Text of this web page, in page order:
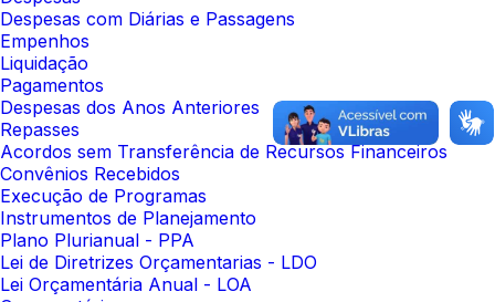
Despesas com Diárias e Passagens
Empenhos
Liquidação
Pagamentos
Despesas dos Anos Anteriores
Repasses
Acordos sem Transferência de Recursos Financeiros
Convênios Recebidos
Execução de Programas
Instrumentos de Planejamento
Plano Plurianual - PPA
Lei de Diretrizes Orçamentarias - LDO
Lei Orçamentária Anual - LOA